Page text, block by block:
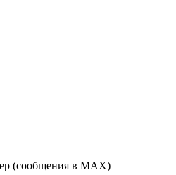
(сообщения в MAX)